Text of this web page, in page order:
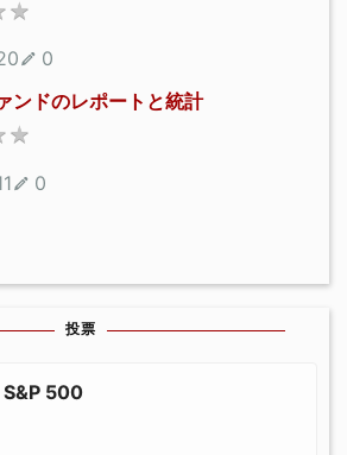
0
ンドのレポートと統計
0
投票
500